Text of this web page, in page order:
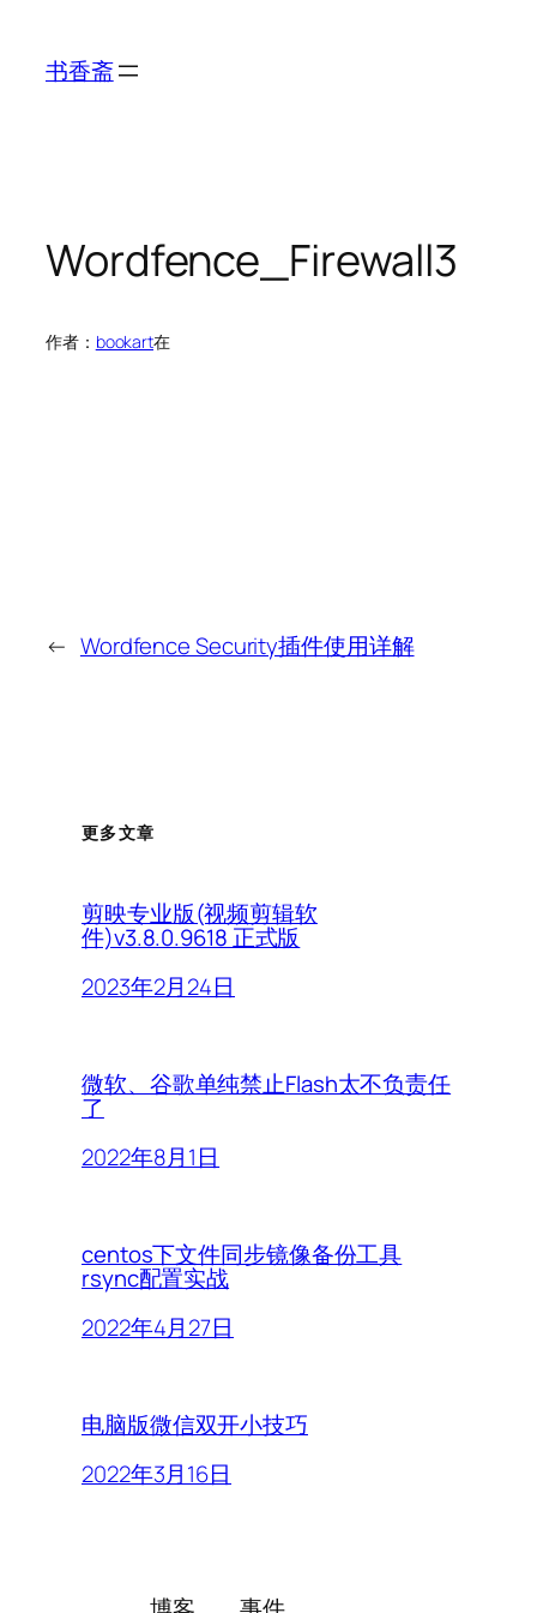
书香斋
Wordfence_Firewall3
作者： bookart在
← Wordfence Security插件使用详解
更多文章
剪映专业版(视频剪辑软
件)v3.8.0.9618 正式版
2023年2月24日
微软、谷歌单纯禁止Flash太不负责任
了
2022年8月1日
centos下文件同步镜像备份工具
rsync配置实战
2022年4月27日
电脑版微信双开小技巧
2022年3月16日